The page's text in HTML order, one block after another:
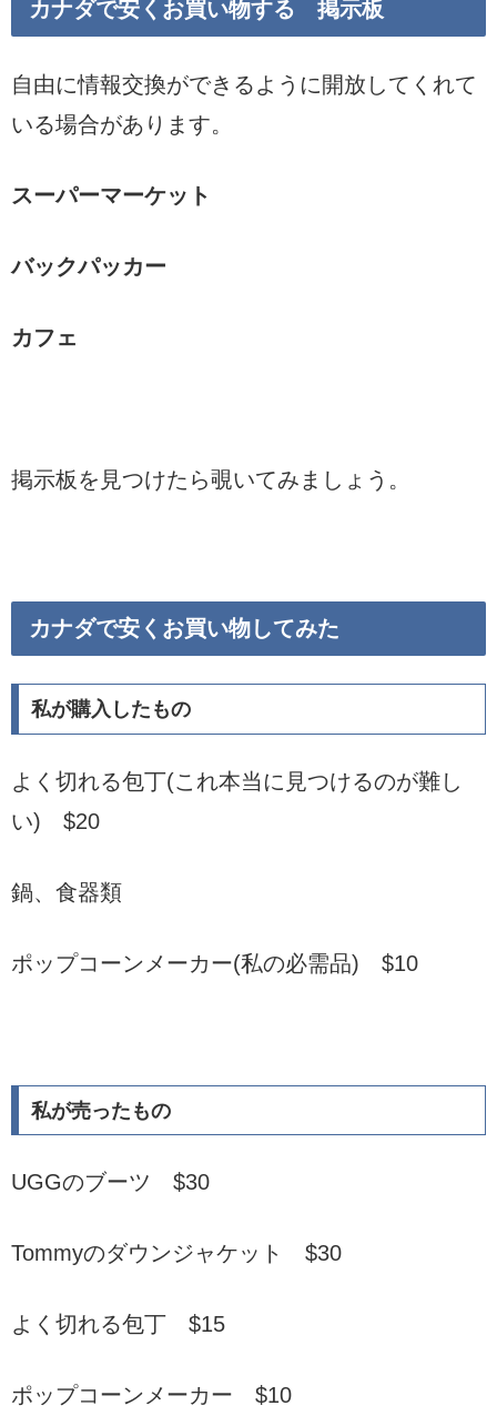
カナダで安くお買い物する 掲示板
自由に情報交換ができるように開放してくれて
いる場合があります。
スーパーマーケット
バックパッカー
カフェ
掲示板を見つけたら覗いてみましょう。
カナダで安くお買い物してみた
私が購入したもの
よく切れる包丁(これ本当に見つけるのが難し
い) $20
鍋、食器類
ポップコーンメーカー(私の必需品) $10
私が売ったもの
UGGのブーツ $30
Tommyのダウンジャケット $30
よく切れる包丁 $15
ポップコーンメーカー $10